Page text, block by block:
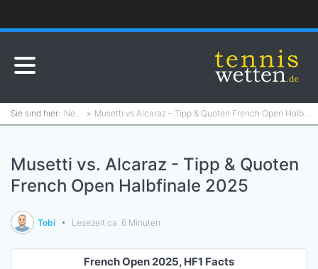
News Musetti vs Alcaraz – Tipp & Quoten French Open Halbfinale 2025
Musetti vs. Alcaraz - Tipp & Quoten
French Open Halbfinale 2025
Tobi Lesezeit ca. 6 Minuten
French Open 2025, HF1 Facts